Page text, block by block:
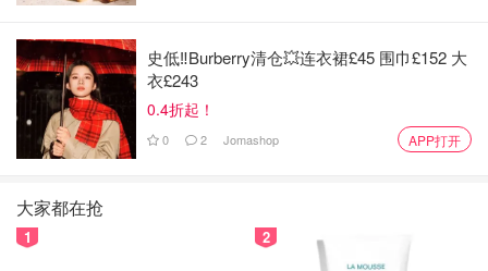
仿佛正在品尝英式传统下午茶。 扑鼻而来的佛手柑与独特的伯爵
现平衡香调的甜味。细腻又振奋精神的香气。（购买链接）
【官方混搭建议】
Fresher：葡萄柚
不知道为什么这瓶总给我一种“精致女人”的感觉，好像买了
新包、穿新衣、要出席某些正式场合时，就会想起它。哦!
史低‼️Burberry清仓💥连衣裙£45 围巾£152 大
衣£243
0.4折起！
0 2 Jomashop APP打开
大家都在抢
1 2